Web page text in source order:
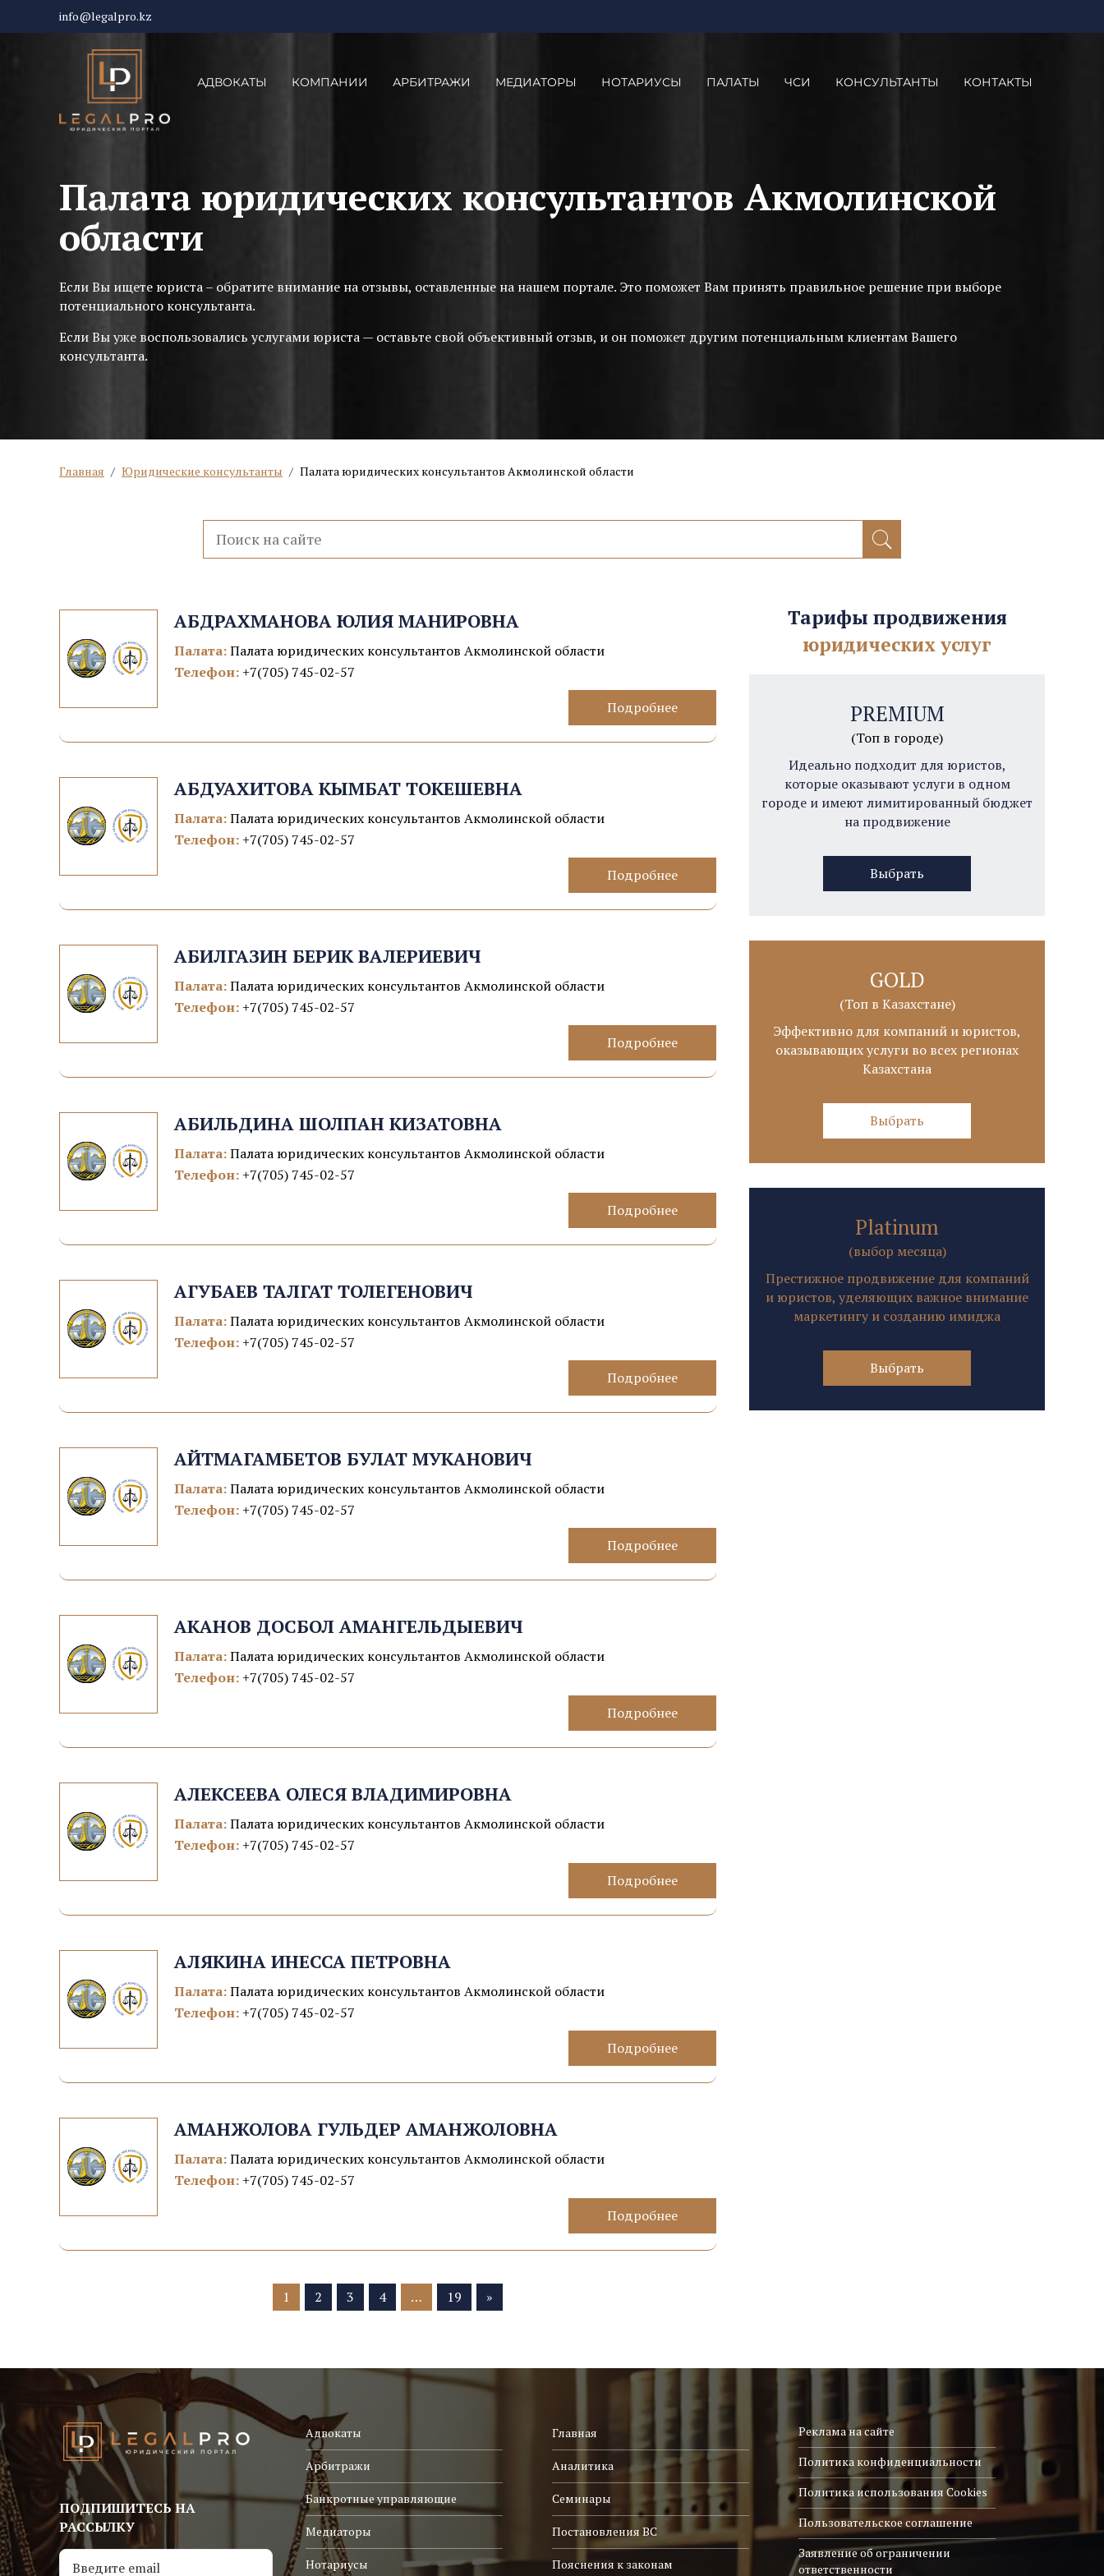
info@legalpro.kz
АДВОКАТЫ КОМПАНИИ АРБИТРАЖИ МЕДИАТОРЫ НОТАРИУСЫ ПАЛАТЫ ЧСИ КОНСУЛЬТАНТЫ КОНТАКТЫ
Палата юридических консультантов Акмолинской
области
Если Вы ищете юриста – обратите внимание на отзывы, оставленные на нашем портале. Это поможет Вам принять правильное решение при выборе
потенциального консультанта.
Если Вы уже воспользовались услугами юриста — оставьте свой объективный отзыв, и он поможет другим потенциальным клиентам Вашего
консультанта.
Главная / Юридические консультанты / Палата юридических консультантов Акмолинской области
АБДРАХМАНОВА ЮЛИЯ МАНИРОВНА
Палата:Палата юридических консультантов Акмолинской области
Телефон: +7(705) 745-02-57
Подробнее
АБДУАХИТОВА КЫМБАТ ТОКЕШЕВНА
Палата:Палата юридических консультантов Акмолинской области
Телефон: +7(705) 745-02-57
Подробнее
АБИЛГАЗИН БЕРИК ВАЛЕРИЕВИЧ
Палата:Палата юридических консультантов Акмолинской области
Телефон: +7(705) 745-02-57
Подробнее
АБИЛЬДИНА ШОЛПАН КИЗАТОВНА
Палата:Палата юридических консультантов Акмолинской области
Телефон: +7(705) 745-02-57
Подробнее
АГУБАЕВ ТАЛГАТ ТОЛЕГЕНОВИЧ
Палата:Палата юридических консультантов Акмолинской области
Телефон: +7(705) 745-02-57
Подробнее
АЙТМАГАМБЕТОВ БУЛАТ МУКАНОВИЧ
Палата:Палата юридических консультантов Акмолинской области
Телефон: +7(705) 745-02-57
Подробнее
АКАНОВ ДОСБОЛ АМАНГЕЛЬДЫЕВИЧ
Палата:Палата юридических консультантов Акмолинской области
Телефон: +7(705) 745-02-57
Подробнее
АЛЕКСЕЕВА ОЛЕСЯ ВЛАДИМИРОВНА
Палата:Палата юридических консультантов Акмолинской области
Телефон: +7(705) 745-02-57
Подробнее
АЛЯКИНА ИНЕССА ПЕТРОВНА
Палата:Палата юридических консультантов Акмолинской области
Телефон: +7(705) 745-02-57
Подробнее
АМАНЖОЛОВА ГУЛЬДЕР АМАНЖОЛОВНА
Палата:Палата юридических консультантов Акмолинской области
Телефон: +7(705) 745-02-57
Подробнее
1 2 3 4 … 19 »
Тарифы продвижения
юридических услуг
PREMIUM
(Топ в городе)
Идеально подходит для юристов,
которые оказывают услуги в одном
городе и имеют лимитированный бюджет
на продвижение
Выбрать
GOLD
(Топ в Казахстане)
Эффективно для компаний и юристов,
оказывающих услуги во всех регионах
Казахстана
Выбрать
Platinum
(выбор месяца)
Престижное продвижение для компаний
и юристов, уделяющих важное внимание
маркетингу и созданию имиджа
Выбрать
ПОДПИШИТЕСЬ НА
РАССЫЛКУ
Адвокаты
Арбитражи
Банкротные управляющие
Медиаторы
Нотариусы
Главная
Аналитика
Семинары
Постановления ВС
Пояснения к законам
Реклама на сайте
Политика конфиденциальности
Политика использования Cookies
Пользовательское соглашение
Заявление об ограничении
ответственности